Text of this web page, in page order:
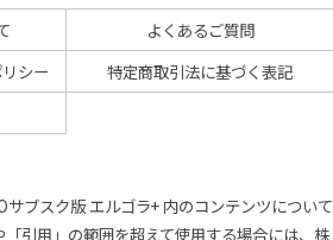
よくあるご質問
シー
特定商取引法に基づく表記
ブスク版 エルゴラ+ 内のコンテンツについて
引用」の範囲を超えて使用する場合には、株